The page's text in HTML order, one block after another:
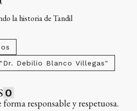
la historia de Tandil
Debilio Blanco Villegas"
0
responsable y respetuosa.